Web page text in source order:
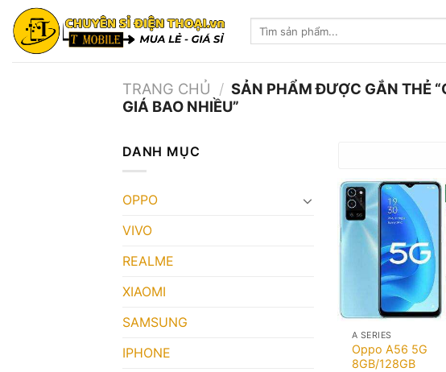
Skip
content
Tìm
TRANG CHỦ / SẢN PHẨM ĐƯỢC GẮN THẺ
GIÁ BAO NHIỀU”
DANH MỤC
OPPO
VIVO
REALME
XIAOMI
SAMSUNG
IPHONE
A SERIES
Oppo A56 5G
8GB/128GB